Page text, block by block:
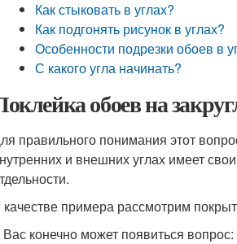
Как стыковать в углах?
Как подгонять рисунок в углах?
Особенности подрезки обоев в
С какого угла начинать?
обоев на
правильного понимания этот
и внешних углах имеет
качестве примера рассмотрим
конечно может появиться